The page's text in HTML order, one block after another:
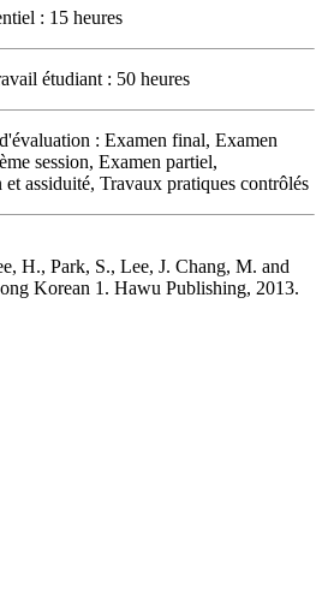
: 15 heures
étudiant : 50 heures
: Examen final, Examen
session, Examen partiel,
assiduité, Travaux pratiques contrôlés
H., Park, S., Lee, J. Chang, M. and
Korean 1. Hawu Publishing, 2013.